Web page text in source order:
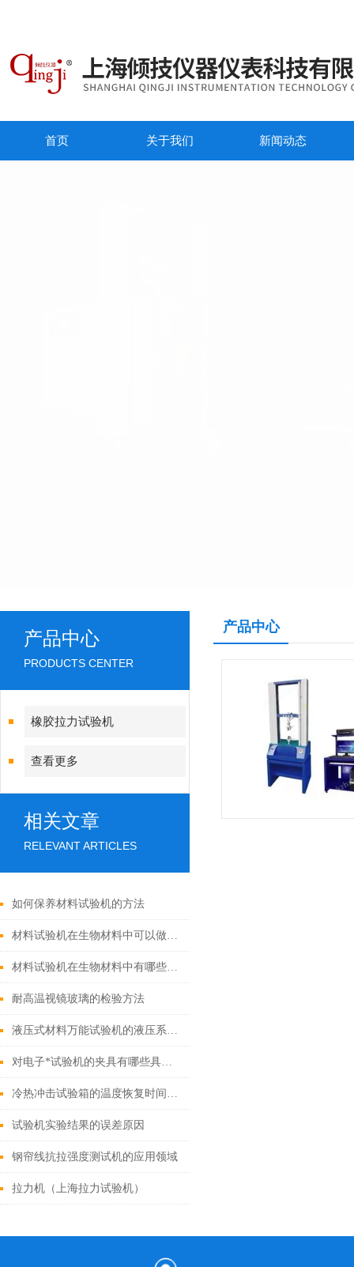
首页 关于我们 新闻动态
产品中心
PRODUCTS CENTER
橡胶拉力试验机
查看更多
相关文章
RELEVANT ARTICLES
如何保养材料试验机的方法
材料试验机在生物材料中可以做到哪些试验？
材料试验机在生物材料中有哪些应用呢？
耐高温视镜玻璃的检验方法
液压式材料万能试验机的液压系统如何进行维护和保养？
对电子*试验机的夹具有哪些具体要求？
冷热冲击试验箱的温度恢复时间检验步骤有哪些？
试验机实验结果的误差原因
钢帘线抗拉强度测试机的应用领域
拉力机（上海拉力试验机）
产品中心